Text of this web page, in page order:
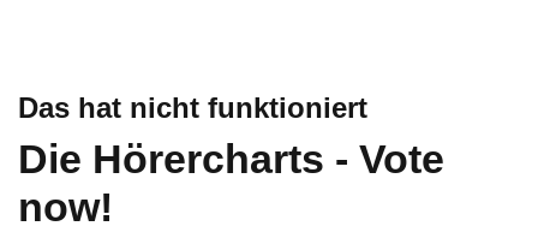
Das hat nicht funktioniert
Die Hörercharts - Vote
now!